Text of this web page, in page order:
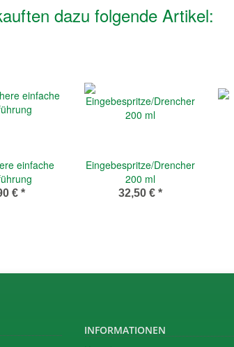
dazu folgende Artikel:
einfache
€ *
Eingebespritze/Drencher
200 ml
32,50 € *
INFORMATIONEN